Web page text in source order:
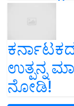
ಉತ್ಪನ್ನ
ನೋಡಿ!